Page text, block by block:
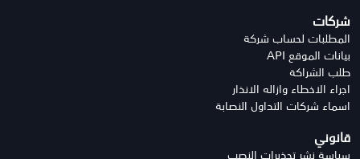
شركات
المطلبات لحساب شركة
بيانات الموقع API
طلب الشراكة
اجراء الاخطاء وازاله الانذار
اسماء شركات التداول النصابة
قانوني
سياسة نشر تحذيرات النصب